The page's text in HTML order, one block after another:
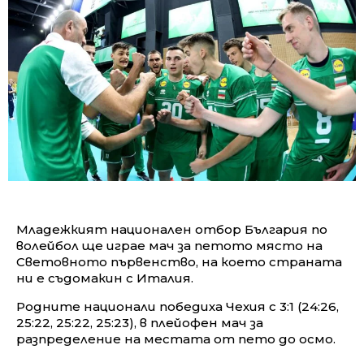
Младежкият национален отбор България по
волейбол ще играе мач за петото място на
Световното първенство, на което страната
ни е съдомакин с Италия.
Родните национали победиха Чехия с 3:1 (24:26,
25:22, 25:22, 25:23), в плейофен мач за
разпределение на местата от пето до осмо.